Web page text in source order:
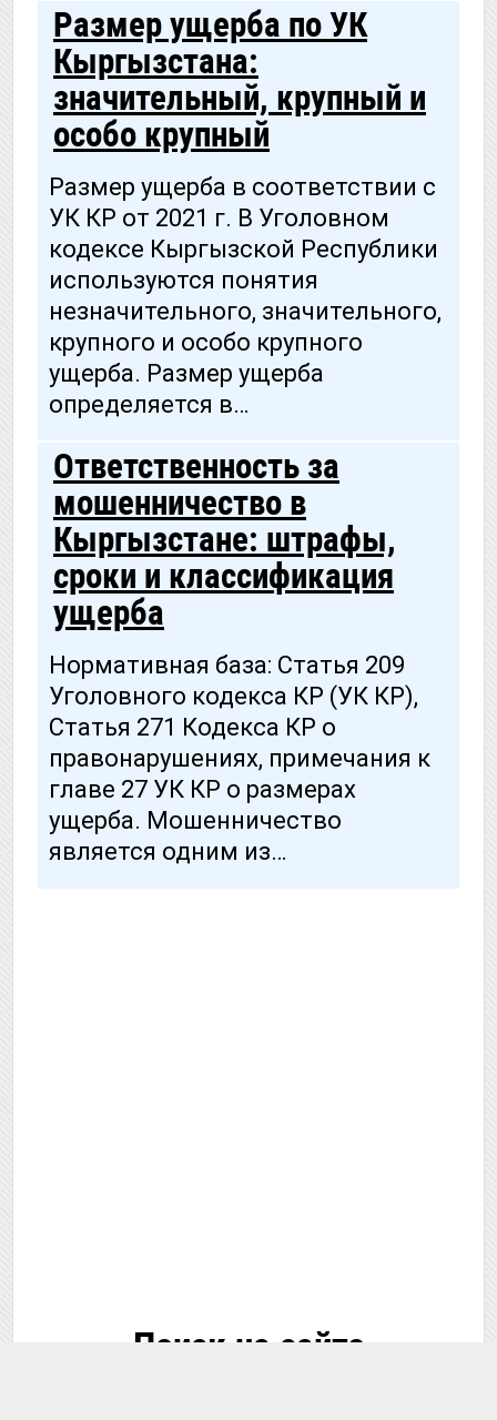
Размер ущерба по УК
Кыргызстана:
значительный, крупный и
особо крупный
Размер ущерба в соответствии с
УК КР от 2021 г. В Уголовном
кодексе Кыргызской Республики
используются понятия
незначительного, значительного,
крупного и особо крупного
ущерба. Размер ущерба
определяется в…
Ответственность за
мошенничество в
Кыргызстане: штрафы,
сроки и классификация
ущерба
Нормативная база: Статья 209
Уголовного кодекса КР (УК КР),
Статья 271 Кодекса КР о
правонарушениях, примечания к
главе 27 УК КР о размерах
ущерба. Мошенничество
является одним из…
Поиск на сайте